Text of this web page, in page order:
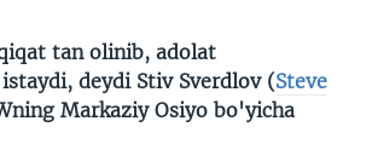
tan olinib, adolat
deydi Stiv Sverdlov (Steve
Markaziy Osiyo bo'yicha